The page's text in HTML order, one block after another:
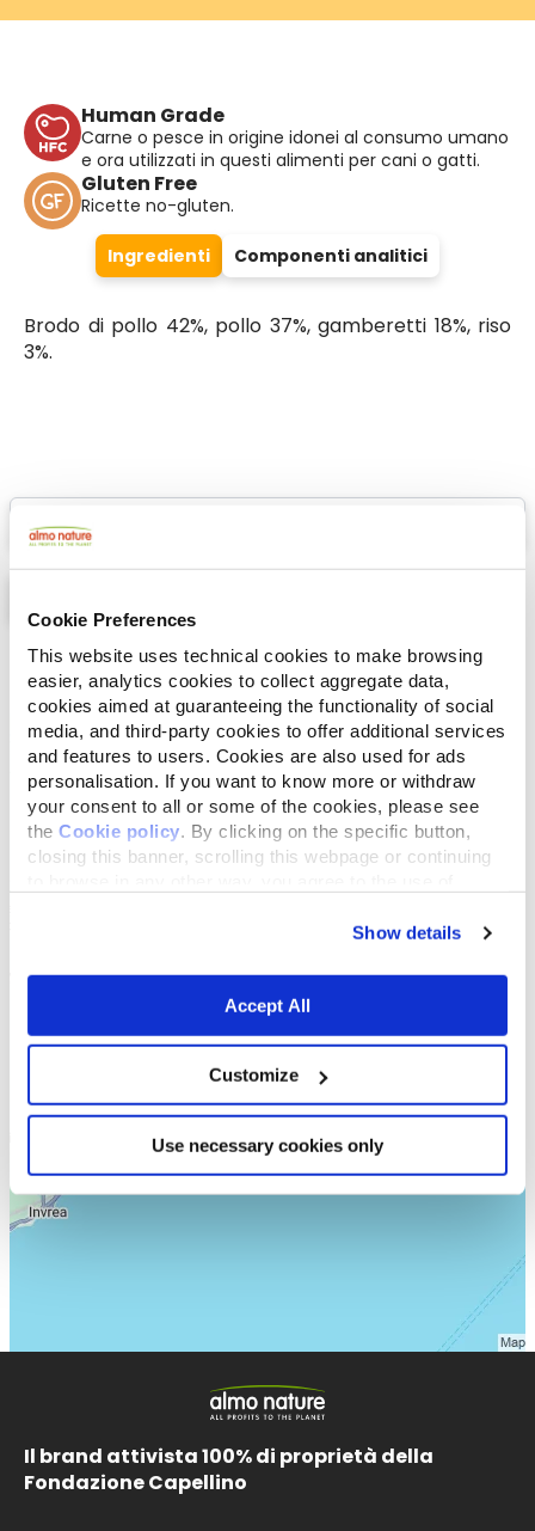
Cookie Preferences
This website uses technical cookies to make browsing
easier, analytics cookies to collect aggregate data,
cookies aimed at guaranteeing the functionality of social
media, and third-party cookies to offer additional services
and features to users. Cookies are also used for ads
personalisation. If you want to know more or withdraw
your consent to all or some of the cookies, please see
the Cookie policy. By clicking on the specific button,
closing this banner, scrolling this webpage or continuing
Show details
Accept All
Customize
Use necessary cookies only
Human Grade
Carne o pesce in origine idonei al consumo umano
e ora utilizzati in questi alimenti per cani o gatti.
Gluten Free
Ricette no-gluten.
Ingredienti Componenti analitici
Brodo di pollo 42%, pollo 37%, gamberetti 18%, riso
3%.
Select a tab
Lista Mappa
Il brand attivista 100% di proprietà della
Fondazione Capellino